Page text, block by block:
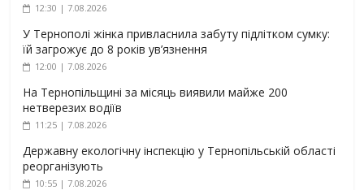
12:30 | 7.08.2026
У Тернополі жінка привласнила забуту підлітком сумку:
їй загрожує до 8 років ув’язнення
12:00 | 7.08.2026
На Тернопільщині за місяць виявили майже 200
нетверезих водіїв
11:25 | 7.08.2026
Державну екологічну інспекцію у Тернопільській області
реорганізують
10:55 | 7.08.2026